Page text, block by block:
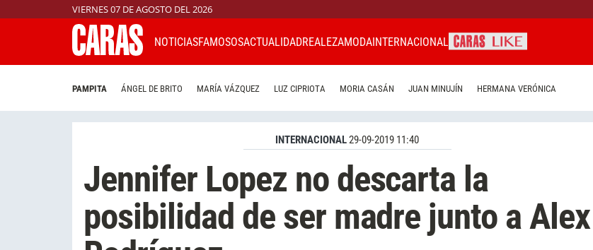
VIERNES 07 DE AGOSTO DEL 2026
NOTICIASFAMOSOSACTUALIDADREALEZAMODAINTERNACIONAL
PAMPITA ÁNGEL DE BRITO MARÍA VÁZQUEZ LUZ CIPRIOTA MORIA CASÁN JUAN MINUJÍN HERMANA VERÓNICA
INTERNACIONAL29-09-2019 11:40
Jennifer Lopez no descarta la
posibilidad de ser madre junto a Alex